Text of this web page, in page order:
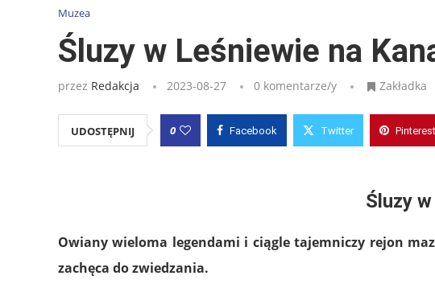
Muzea
Śluzy w Leśniewie na
przez Redakcja 2023-08-27 0 komentarze/y Zakładka
UDOSTĘPNIJ 0 Facebook Twitter Pinterest
Śluzy
Owiany wieloma legendami i ciągle tajemniczy rejon
zachęca do zwiedzania.